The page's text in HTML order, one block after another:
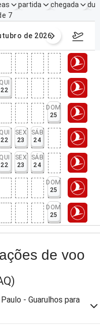
partida chegada
7
de 2026 26/10/
QUI
22
DOM
25
QUI
22
SEX
23
SÁB
24
QUI
22
SEX
23
SÁB
24
DOM
25
DOM
25
de voo
- Guarulhos para